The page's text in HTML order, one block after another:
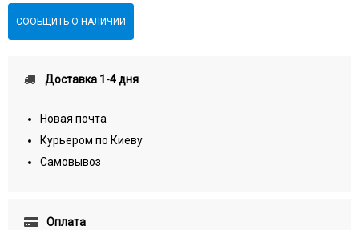
СООБЩИТЬ О НАЛИЧИИ
Доставка 1-4 дня
Новая почта
Курьером по Киеву
Самовывоз
Оплата